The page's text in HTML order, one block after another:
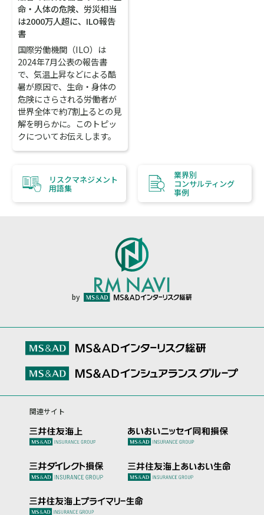
命・人体の危険、労災相当
は2000万人超に、ILO報告
書
国際労働機関（ILO）は
2024年7月公表の報告書
で、気温上昇などによる酷
暑が原因で、生命・身体の
危険にさらされる労働者が
世界全体で約7割上るとの見
解を明らかに。このトピッ
クについてお伝えします。
リスクマネジメント
用語集
業界別
コンサルティング
事例
by
関連サイト